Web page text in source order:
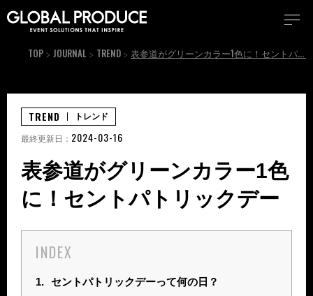
TOP JOURNAL TREND 表参道がグリーンカラー1色に！セントパトリックデー
表参道がグリーンカラー1色
に！セントパトリックデー
INDEX
1.
セントパトリックデーって何の日？
TREND トレンド
最終更新日： 2024-03-16